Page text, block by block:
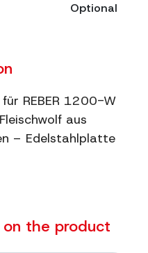
Optional
REBER 1200-W
aus
– Edelstahlplatte
the product